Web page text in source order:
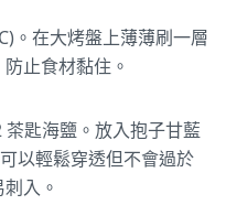
。在大烤盤上薄薄刷一層
止食材黏住。
匙海鹽。放入抱子甘藍
以輕鬆穿透但不會過於
入。